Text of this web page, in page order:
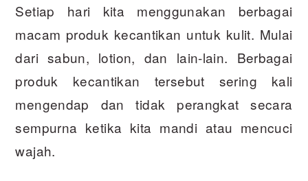
Setiap hari kita menggunakan berbagai
macam produk kecantikan untuk kulit. Mulai
dari sabun, lotion, dan lain-lain. Berbagai
produk kecantikan tersebut sering kali
mengendap dan tidak perangkat secara
sempurna ketika kita mandi atau mencuci
wajah.